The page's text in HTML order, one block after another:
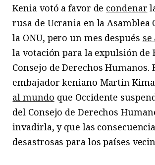
Kenia votó a favor de condenar
rusa de Ucrania en la Asamblea
la ONU, pero un mes después
la votación para la expulsión de
Consejo de Derechos Humanos.
embajador keniano Martin
al mundo que Occidente
del Consejo de Derechos
invadirla, y que las
desastrosas para los países